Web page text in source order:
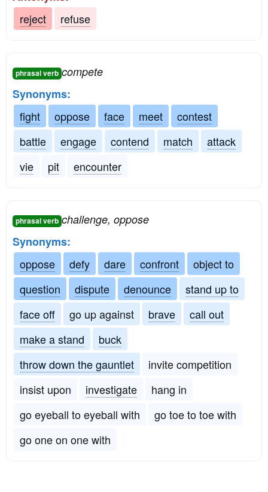
reject
refuse
phrasal verb compete
Synonyms:
fight
oppose face meet
contest
battle
engage contend match
attack
vie
pit encounter
phrasal verb challenge, oppose
Synonyms:
oppose
defy dare confront
object to
question
dispute denounce
stand up to
face off
go up against brave
call out
make a stand
buck
throw down the gauntlet
invite competition
insist upon
investigate
hang in
go eyeball to eyeball with
go toe to toe with
go one on one with